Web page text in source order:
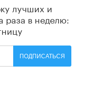
лучших и
раза в неделю:
ПОДПИСАТЬСЯ